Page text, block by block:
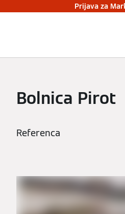
Prijava za
Bolnica Pirot
Referenca